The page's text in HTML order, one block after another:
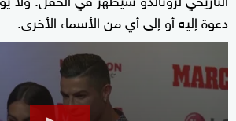
دعوة إليه أو إلى أي من الأسماء الأخرى.